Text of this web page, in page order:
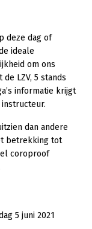
deze dag of
ideale
om ons
LZV, 5 stands
informatie krijgt
dan andere
betrekking tot
coroproof
5 juni 2021